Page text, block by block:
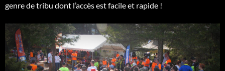
genre de tribu dont l’accès est facile et rapide !